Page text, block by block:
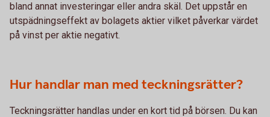
bland annat investeringar eller andra skäl. Det uppstår en
utspädningseffekt av bolagets aktier vilket påverkar värdet
på vinst per aktie negativt.
Hur handlar man med teckningsrätter?
Teckningsrätter handlas under en kort tid på börsen. Du kan